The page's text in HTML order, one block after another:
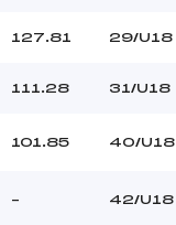
127.81 29/U18
111.28 31/U18
101.85 40/U18
– 42/U18